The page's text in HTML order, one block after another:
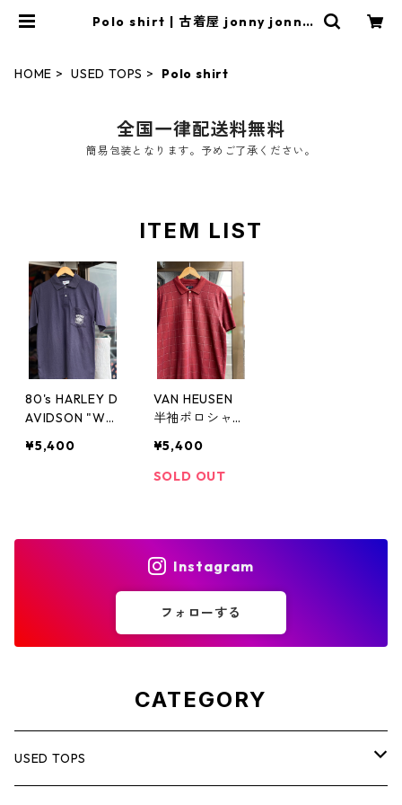
Polo shirt | 古着屋 jonny jonny
HOME USED TOPS Polo shirt
全国一律配送料無料
簡易包装となります。予めご了承ください。
ITEM LIST
80's HARLEY D
AVIDSON "WE
シャツ MADE
ルステッチ 古
¥5,400
VAN HEUSEN
半袖ポロシャ
コットン/ポリ
エステル ウィ
着 キレイめ
綺麗め ストリ
ート シティボ
モード シンプ
ンディ レッ
¥5,400
SOLD OUT
Instagram
フォローする
CATEGORY
USED TOPS